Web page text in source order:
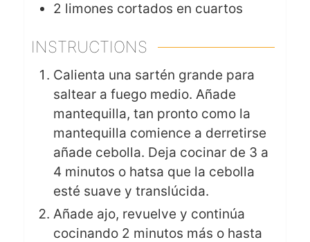
2 limones cortados en cuartos
INSTRUCTIONS
Calienta una sartén grande para
saltear a fuego medio. Añade
mantequilla, tan pronto como la
mantequilla comience a derretirse
añade cebolla. Deja cocinar de 3 a
4 minutos o hatsa que la cebolla
esté suave y translúcida.
Añade ajo, revuelve y continúa
cocinando 2 minutos más o hasta